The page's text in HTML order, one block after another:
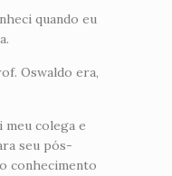
quando eu
Oswaldo era,
meu colega e
seu pós-
conhecimento